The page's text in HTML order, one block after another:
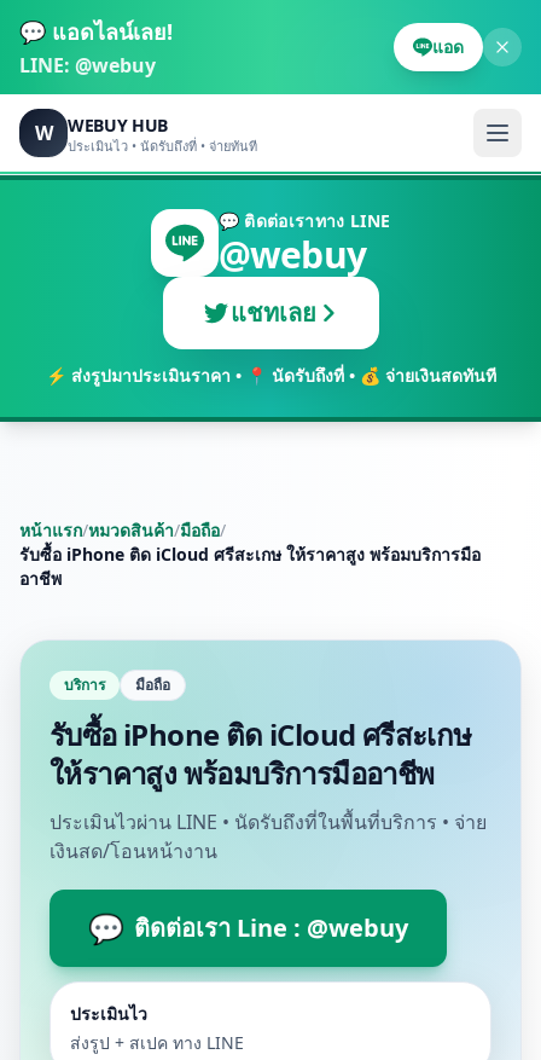
💬 แอดไลน์เลย!
LINE: @webuy
แอด
W WEBUY HUB
ประเมินไว • นัดรับถึงที่ • จ่ายทันที
💬 ติดต่อเราทาง LINE
@webuy
แชทเลย
⚡ ส่งรูปมาประเมินราคา • 📍 นัดรับถึงที่ • 💰 จ่ายเงินสดทันที
หน้าแรก/หมวดสินค้า/มือถือ/
รับซื้อ iPhone ติด iCloud ศรีสะเกษ ให้ราคาสูง พร้อมบริการมือ
อาชีพ
บริการ มือถือ
รับซื้อ iPhone ติด iCloud ศรีสะเกษ
ให้ราคาสูง พร้อมบริการมืออาชีพ
ประเมินไวผ่าน LINE • นัดรับถึงที่ในพื้นที่บริการ • จ่าย
เงินสด/โอนหน้างาน
💬 ติดต่อเรา Line : @webuy
ประเมินไว
ส่งรูป + สเปค ทาง LINE